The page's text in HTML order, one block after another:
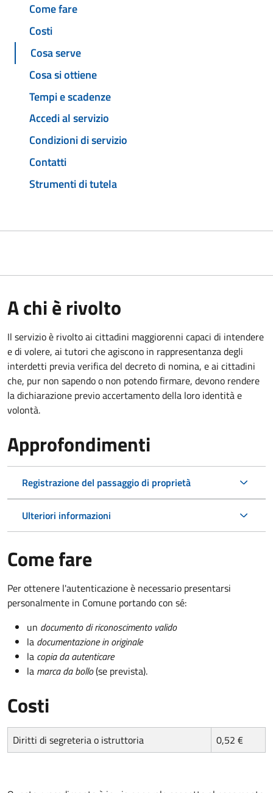
Come fare
Costi
Cosa serve
Cosa si ottiene
Tempi e scadenze
Accedi al servizio
Condizioni di servizio
Contatti
Strumenti di tutela
A chi è rivolto
Il servizio è rivolto ai cittadini maggiorenni capaci di intendere
e di volere, ai tutori che agiscono in rappresentanza degli
interdetti previa verifica del decreto di nomina, e ai cittadini
che, pur non sapendo o non potendo firmare, devono rendere
la dichiarazione previo accertamento della loro identità e
volontà.
Approfondimenti
Registrazione del passaggio di proprietà
Ulteriori informazioni
Come fare
Per ottenere l'autenticazione è necessario presentarsi
personalmente in Comune portando con sé:
un documento di riconoscimento valido
la documentazione in originale
la copia da autenticare
la marca da bollo(se prevista).
Costi
Diritti di segreteria o istruttoria 0,52 €